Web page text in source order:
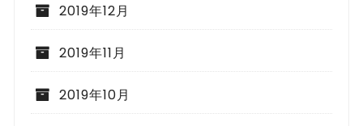
2019年12月
2019年11月
2019年10月